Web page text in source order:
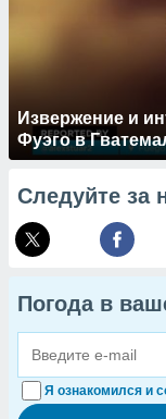
Извержение и
Фуэго в
Следуйте за
Погода в
Я ознакомился и